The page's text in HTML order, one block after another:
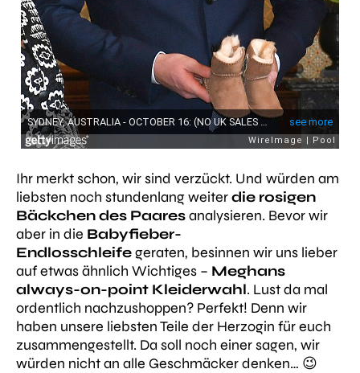
Ihr merkt schon, wir sind verzückt. Und würden am
liebsten noch stundenlang weiterdie rosigen
Bäckchen des Paaresanalysieren. Bevor wir
aber in die Babyfieber-
Endlosschleifegeraten, besinnen wir uns lieber
auf etwas ähnlich Wichtiges – Meghans
always-on-point Kleiderwahl. Lust da mal
ordentlich nachzushoppen? Perfekt! Denn wir
haben unsere liebsten Teile der Herzogin für euch
zusammengestellt. Da soll noch einer sagen, wir
würden nicht an alle Geschmäcker denken… 😉